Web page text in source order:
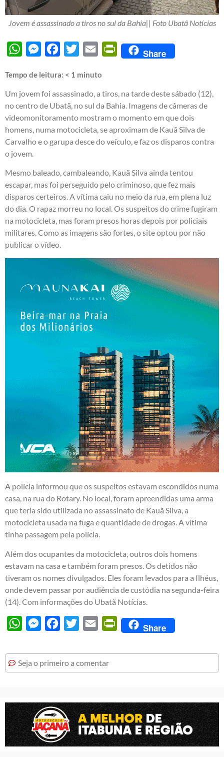
Jovem é assassinado a tiros no sul da Bahia|| Foto Ubatã Notícias
WhatsAppMessengerFacebook
Twitter Email PrintFriendly
Share
Tempo de leitura: < 1 minuto
Um jovem foi assassinado, a tiros, na tarde deste sábado (12),
no centro de Ubatã, no sul da Bahia. Imagens de câmeras de
videomonitoramento mostram o momento em que dois
homens, numa motocicleta, se aproximam de Kauã Silva de
Carvalho e o garupa desce do veículo, e faz os disparos contra
o jovem.
Mesmo baleado, cambaleando, Kauã Silva ainda tentou
escapar, mas foi perseguido pelo criminoso, que fez mais
disparos certeiros. A vítima caiu no meio da rua, em plena luz
do dia. O rapaz morreu no local. Os suspeitos do crime fugiram
na motocicleta, mas foram presos horas depois por policiais
militares. Como as imagens são fortes, o site optou por não
publicar o vídeo.
A polícia informou que os suspeitos estavam escondidos numa
casa, na rua do Rotary. No local, foram apreendidas uma arma
que teria sido utilizada no assassinato de Kauã Silva, a
motocicleta usada na fuga e quantidade de drogas. A vítima
tinha passagem pela polícia.
Além dos ocupantes da motocicleta, outros dois homens
estavam na casa e também foram presos. Os detidos não
tiveram os nomes divulgados. Eles foram levados para a Ilhéus,
onde devem passar por audiência de custódia na segunda-feira
(14). Com informações do Ubatã Notícias.
WhatsAppMessengerFacebook
Twitter Email PrintFriendly
Share
Seja o primeiro a comentar